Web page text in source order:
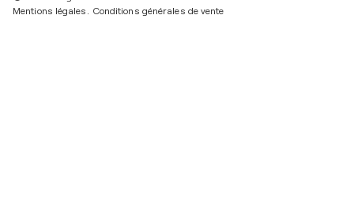
Mentions légales. Conditions générales de vente